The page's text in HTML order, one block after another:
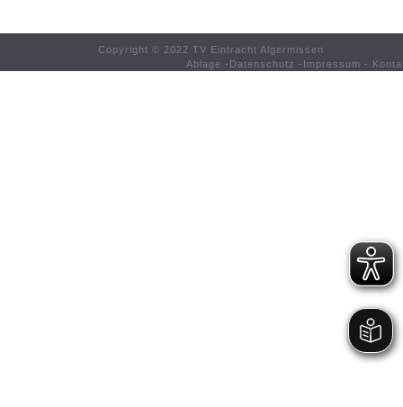
Copyright © 2022 TV Eintracht Algermissen
Ablage - Datenschutz - Impressum -